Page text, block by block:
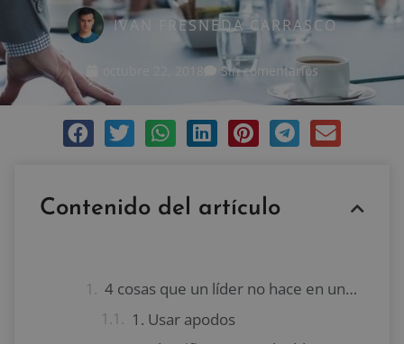
IVAN FRESNEDA CARRASCO
octubre 22, 2018 Sin comentarios
Contenido del artículo
4 cosas que un líder no hace en una reunión
1. Usar apodos